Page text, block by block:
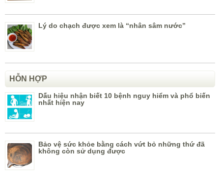
Lý do chạch được xem là “nhân sâm nước”
HỖN HỢP
Dấu hiệu nhận biết 10 bệnh nguy hiểm và phổ biến
nhất hiện nay
Bảo vệ sức khỏe bằng cách vứt bỏ những thứ đã
không còn sử dụng được